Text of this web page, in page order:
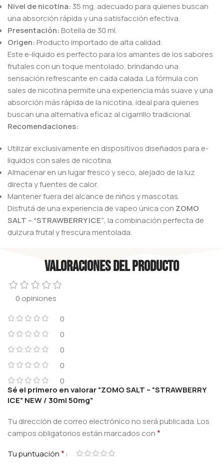
Nivel de nicotina: 35 mg, adecuado para quienes buscan
una absorción rápida y una satisfacción efectiva.
Presentación:Botella de 30 ml.
Origen:Producto importado de alta calidad.
Este e-líquido es perfecto para los amantes de los sabores
frutales con un toque mentolado, brindando una
sensación refrescante en cada calada. La fórmula con
sales de nicotina permite una experiencia más suave y una
absorción más rápida de la nicotina, ideal para quienes
buscan una alternativa eficaz al cigarrillo tradicional.
Recomendaciones:
Utilizar exclusivamente en dispositivos diseñados para e-
líquidos con sales de nicotina.
Almacenar en un lugar fresco y seco, alejado de la luz
directa y fuentes de calor.
Mantener fuera del alcance de niños y mascotas.
Disfrutá de una experiencia de vapeo única con ZOMO
SALT – “STRAWBERRY ICE”, la combinación perfecta de
dulzura frutal y frescura mentolada.
Valoraciones del producto
0 opiniones
0
0
0
0
0
Sé el primero en valorar “ZOMO SALT – “STRAWBERRY
ICE” NEW / 30ml 50mg”
Tu dirección de correo electrónico no será publicada.Los
campos obligatorios están marcados con*
Tu puntuación*